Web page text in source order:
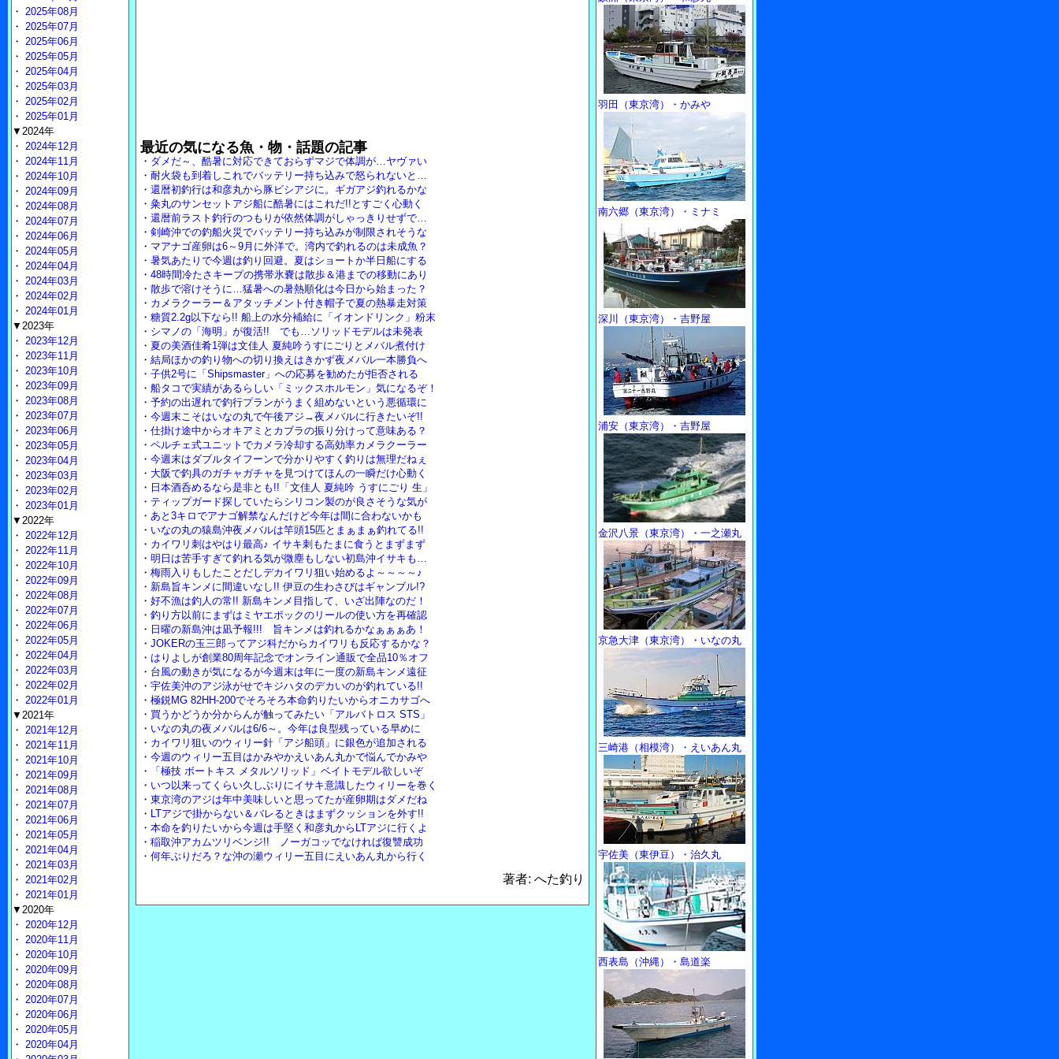
最近の気になる魚・物・話題の記事
・ ダメだ～、酷暑に対応できておらずマジで体調が…ヤヴァい
・ 耐火袋も到着しこれでバッテリー持ち込みで怒られないと…
・ 還暦初釣行は和彦丸から豚ビシアジに。ギガアジ釣れるかな
・ 粂丸のサンセットアジ船に酷暑にはこれだ!!とすごく心動く
・ 還暦前ラスト釣行のつもりが依然体調がしゃっきりせずで…
・ 剣崎沖での釣船火災でバッテリー持ち込みが制限されそうな
・ マアナゴ産卵は6～9月に外洋で。湾内で釣れるのは未成魚？
・ 暑気あたりで今週は釣り回避。夏はショートか半日船にする
・ 48時間冷たさキープの携帯氷嚢は散歩＆港までの移動にあり
・ 散歩で溶けそうに…猛暑への暑熱順化は今日から始まった？
・ カメラクーラー＆アタッチメント付き帽子で夏の熱暴走対策
・ 糖質2.2g以下なら!! 船上の水分補給に「イオンドリンク」粉末
・ シマノの「海明」が復活!! でも…ソリッドモデルは未発表
・ 夏の美酒佳肴1弾は文佳人 夏純吟うすにごりとメバル煮付け
・ 結局ほかの釣り物への切り換えはきかず夜メバル一本勝負へ
・ 子供2号に「Shipsmaster」への応募を勧めたが拒否される
・ 船タコで実績があるらしい「ミックスホルモン」気になるぞ！
・ 予約の出遅れで釣行プランがうまく組めないという悪循環に
・ 今週末こそはいなの丸で午後アジ→夜メバルに行きたいぞ!!
・ 仕掛け途中からオキアミとカブラの振り分けって意味ある？
・ ペルチェ式ユニットでカメラ冷却する高効率カメラクーラー
・ 今週末はダブルタイフーンで分かりやすく釣りは無理だねぇ
・ 大阪で釣具のガチャガチャを見つけてほんの一瞬だけ心動く
・ 日本酒呑めるなら是非とも!!「文佳人 夏純吟 うすにごり 生」
・ ティップガード探していたらシリコン製のが良さそうな気が
・ あと3キロでアナゴ解禁なんだけど今年は間に合わないかも
・ いなの丸の猿島沖夜メバルは竿頭15匹とまぁまぁ釣れてる!!
・ カイワリ刺はやはり最高♪ イサキ刺もたまに食うとまずまず
・ 明日は苦手すぎて釣れる気が微塵もしない初島沖イサキも…
・ 梅雨入りもしたことだしデカイワリ狙い始めるよ～～～～♪
・ 新島旨キンメに間違いなし!! 伊豆の生わさびはギャンブル!?
・ 好不漁は釣人の常!! 新島キンメ目指して、いざ出陣なのだ！
・ 釣り方以前にまずはミヤエポックのリールの使い方を再確認
・ 日曜の新島沖は凪予報!!! 旨キンメは釣れるかなぁぁぁあ！
・ JOKERの玉三郎ってアジ科だからカイワリも反応するかな？
・ はりよしが創業80周年記念でオンライン通販で全品10％オフ
・ 台風の動きが気になるが今週末は年に一度の新島キンメ遠征
・ 宇佐美沖のアジ泳がせでキジハタのデカいのが釣れている!!
・ 極鋭MG 82HH-200でそろそろ本命釣りたいからオニカサゴへ
・ 買うかどうか分からんが触ってみたい「アルバトロス STS」
・ いなの丸の夜メバルは6/6～。今年は良型残っている早めに
・ カイワリ狙いのウィリー針「アジ船頭」に銀色が追加される
・ 今週のウィリー五目はかみやかえいあん丸かで悩んでかみや
・
「極技 ボートキス メタルソリッド」ベイトモデル欲しいぞ
・ いつ以来ってくらい久しぶりにイサキ意識したウィリーを巻く
・ 東京湾のアジは年中美味しいと思ってたが産卵期はダメだね
・ LTアジで掛からない＆バレるときはまずクッションを外す!!
・ 本命を釣りたいから今週は手堅く和彦丸からLTアジに行くよ
・ 稲取沖アカムツリベンジ!! ノーガコッでなければ復讐成功
・ 何年ぶりだろ？な沖の瀬ウィリー五目にえいあん丸から行く
著者: へた釣り
・ 2025年08月
・ 2025年07月
・ 2025年06月
・ 2025年05月
・ 2025年04月
・ 2025年03月
・ 2025年02月
・ 2025年01月
▼2024年
・ 2024年12月
・ 2024年11月
・ 2024年10月
・ 2024年09月
・ 2024年08月
・ 2024年07月
・ 2024年06月
・ 2024年05月
・ 2024年04月
・ 2024年03月
・ 2024年02月
・ 2024年01月
▼2023年
・ 2023年12月
・ 2023年11月
・ 2023年10月
・ 2023年09月
・ 2023年08月
・ 2023年07月
・ 2023年06月
・ 2023年05月
・ 2023年04月
・ 2023年03月
・ 2023年02月
・ 2023年01月
▼2022年
・ 2022年12月
・ 2022年11月
・ 2022年10月
・ 2022年09月
・ 2022年08月
・ 2022年07月
・ 2022年06月
・ 2022年05月
・ 2022年04月
・ 2022年03月
・ 2022年02月
・ 2022年01月
▼2021年
・ 2021年12月
・ 2021年11月
・ 2021年10月
・ 2021年09月
・ 2021年08月
・ 2021年07月
・ 2021年06月
・ 2021年05月
・ 2021年04月
・ 2021年03月
・ 2021年02月
・ 2021年01月
▼2020年
・ 2020年12月
・ 2020年11月
・ 2020年10月
・ 2020年09月
・ 2020年08月
・ 2020年07月
・ 2020年06月
・ 2020年05月
・ 2020年04月
羽田（東京湾）・かみや
南六郷（東京湾）・ミナミ
深川（東京湾）・吉野屋
浦安（東京湾）・吉野屋
金沢八景（東京湾）・一之瀬丸
京急大津（東京湾）・いなの丸
三崎港（相模湾）・えいあん丸
宇佐美（東伊豆）・治久丸
西表島（沖縄）・島道楽